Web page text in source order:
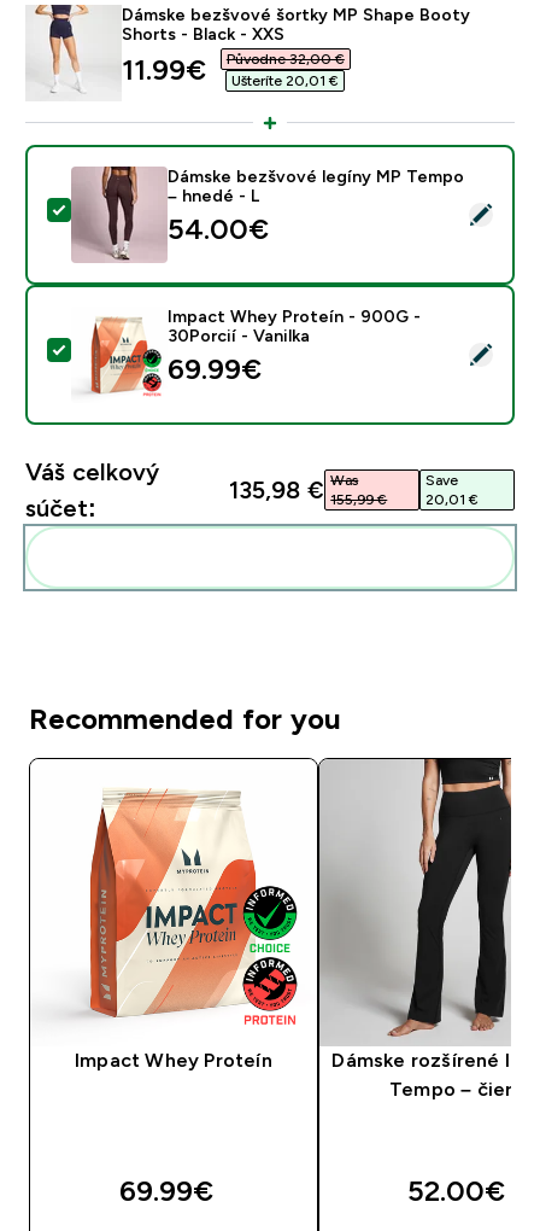
Dámske bezšvové šortky MP Shape Booty
Shorts - Black - XXS
discounted price
11.99€‎
Původne 32,00 €‎
Ušteríte 20,01 €‎
Vybrať tento produkt - Dámske bezšvové legíny MP
Dámske bezšvové legíny MP Tempo
– hnedé - L
54.00€‎
Vybrať tento produkt - Impact Whey Proteín - 900G
Impact Whey Proteín - 900G -
30Porcií - Vanilka
69.99€‎
Váš celkový
súčet:
135,98 €‎ Was
155,99 €‎
Save
20,01 €‎
Recommended for you
Impact Whey Proteín
69.99€‎
Dámske rozšírené
Tempo – čierne
52.00€‎